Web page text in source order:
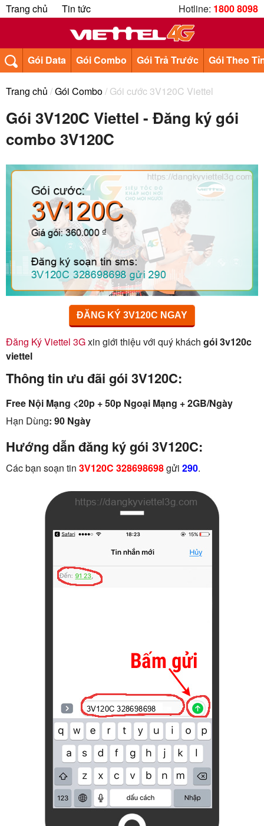
Trang chủ Tin tức Hotline: 1800 8098
Gói Data Gói Combo Gói Trả Trước Gói Theo
Trang chủ /Gói Combo/ Gói cước 3V120C Viettel
Gói 3V120C Viettel - Đăng ký gói
combo 3V120C
ĐĂNG KÝ 3V120C NGAY
Đăng Ký Viettel 3Gxin giới thiệu với quý khách gói 3v120c
viettel
Thông tin ưu đãi gói 3V120C:
Free Nội Mạng <20p + 50p Ngoại Mạng + 2GB/Ngày
Hạn Dùng: 90 Ngày
Hướng dẫn đăng ký gói 3V120C:
Các bạn soạn tin 3V120C 328698698gửi 290.